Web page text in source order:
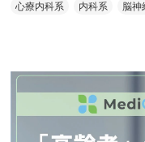
心療内科系 内科系 脳神